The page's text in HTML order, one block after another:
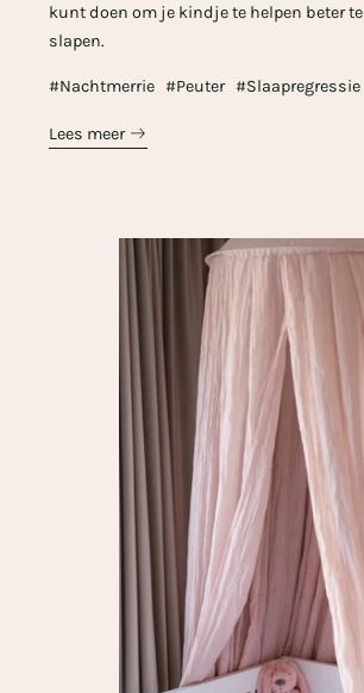
kunt doen om je kindje te helpen beter te
slapen.
#Nachtmerrie #Peuter #Slaapregressie
Lees meer